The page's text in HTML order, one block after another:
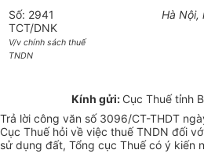
Số: 2941
TCT/DNK
V/v chính sách thuế
TNDN
Hà Nội,
Kính gửi: Cục Thuế tỉnh
Trả lời công văn số 3096/CT-THDT
Cục Thuế hỏi về việc thuế TNDN đối
sử dụng đất, Tổng cục Thuế có ý kiến